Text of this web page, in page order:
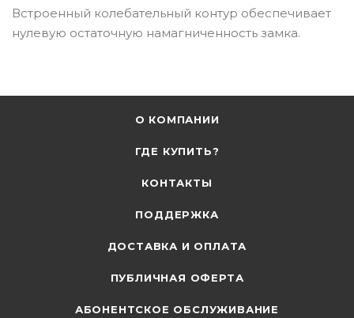
Встроенный колебательный контур обеспечивает
нулевую остаточную намагниченность замка.
О КОМПАНИИ
ГДЕ КУПИТЬ?
КОНТАКТЫ
ПОДДЕРЖКА
ДОСТАВКА И ОПЛАТА
ПУБЛИЧНАЯ ОФЕРТА
АБОНЕНТСКОЕ ОБСЛУЖИВАНИЕ